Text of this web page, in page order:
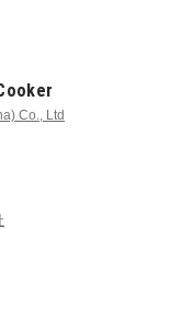
Co., Ltd